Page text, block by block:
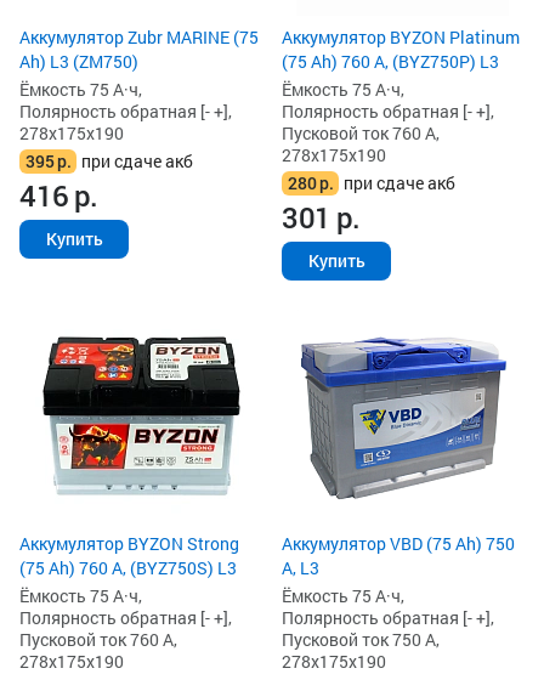
Аккумулятор Zubr MARINE (75
Ah) L3 (ZM750)
Ёмкость 75 А·ч,
Полярность обратная [- +],
278x175x190
395р. при сдаче акб
416р.
Купить
Аккумулятор BYZON Platinum
(75 Ah) 760 А, (BYZ750P) L3
Ёмкость 75 А·ч,
Полярность обратная [- +],
Пусковой ток 760 А,
278x175x190
280р. при сдаче акб
301 р.
Купить
Аккумулятор BYZON Strong
(75 Ah) 760 А, (BYZ750S) L3
Ёмкость 75 А·ч,
Полярность обратная [- +],
Пусковой ток 760 А,
278x175x190
Аккумулятор VBD (75 Ah) 750
А, L3
Ёмкость 75 А·ч,
Полярность обратная [- +],
Пусковой ток 750 А,
278x175x190